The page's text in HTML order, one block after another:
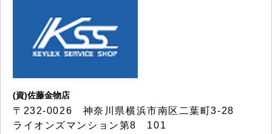
(資)佐藤金物店
〒232-0026 神奈川県横浜市南区二葉町3-28
ライオンズマンション第8 101